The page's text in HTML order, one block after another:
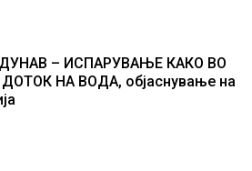
– ИСПАРУВАЊЕ КАКО ВО
НА ВОДА, објаснување на